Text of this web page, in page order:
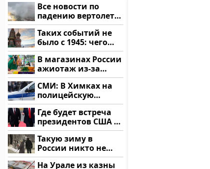
Все новости по
падению вертолета
на Кавказе: читать
здесь
Таких событий не
было с 1945: чего
ждать всем нам?
В магазинах России
ажиотаж из-за
этого продукта: что
купить?
СМИ: В Химках на
полицейскую
машину напали и
подожгли.
Где будет встреча
президентов США и
России: Европа?
Такую зиму в
России никто не
ждал: как так?!
На Урале из казны